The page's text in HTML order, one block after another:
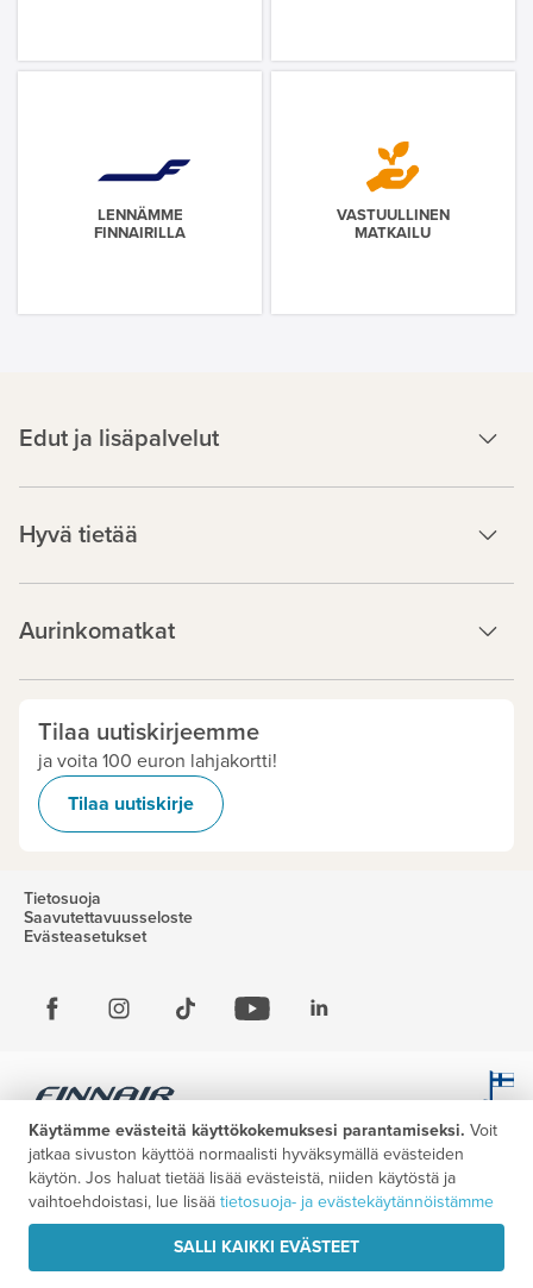
LENNÄMME
FINNAIRILLA
VASTUULLINEN
MATKAILU
Edut ja lisäpalvelut
Hyvä tietää
Aurinkomatkat
Tilaa uutiskirjeemme
ja voita 100 euron lahjakortti!
Tilaa uutiskirje
Tietosuoja
Saavutettavuusseloste
Evästeasetukset
Käytämme evästeitä käyttökokemuksesi parantamiseksi. Voit
jatkaa sivuston käyttöä normaalisti hyväksymällä evästeiden
käytön. Jos haluat tietää lisää evästeistä, niiden käytöstä ja
vaihtoehdoistasi, lue lisää tietosuoja- ja evästekäytännöistämme
SALLI KAIKKI EVÄSTEET